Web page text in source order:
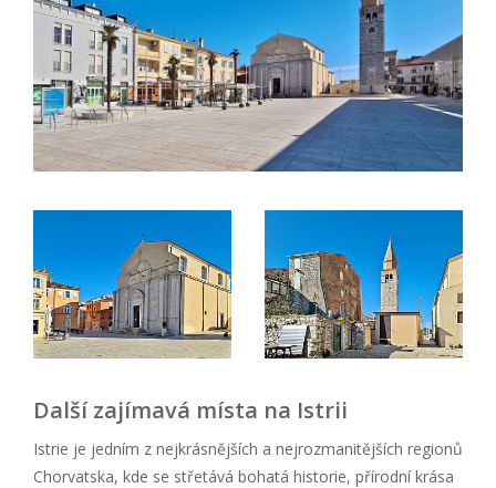
Další zajímavá místa na Istrii
Istrie je jedním z nejkrásnějších a nejrozmanitějších regionů
Chorvatska, kde se střetává bohatá historie, přírodní krása